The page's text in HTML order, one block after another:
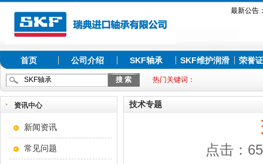
最新公告
首页 公司介绍 SKF轴承 SKF维护润滑 荣誉
热门关键词：
资讯中心
新闻资讯
常见问题
技术专题
点击：